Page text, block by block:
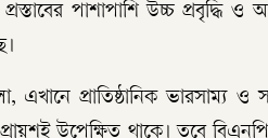
পাশাপাশি উচ্চ প্রবৃদ্ধি ও
প্রাতিষ্ঠানিক ভারসাম্য ও
উপেক্ষিত থাকে। তবে